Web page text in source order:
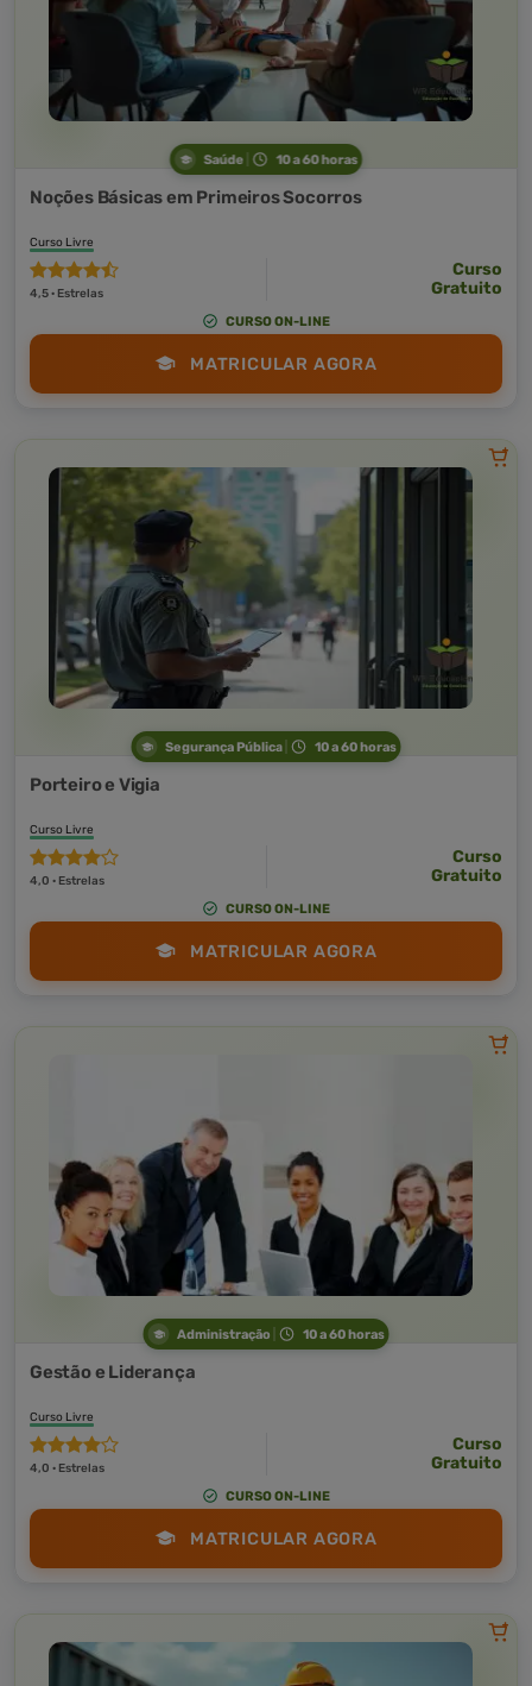
Saúde 10 a 60 horas
Noções Básicas em Primeiros Socorros
Curso Livre
4,5 · Estrelas
Curso
Gratuito
CURSO ON-LINE
MATRICULAR AGORA
Segurança Pública 10 a 60 horas
Porteiro e Vigia
Curso Livre
4,0 · Estrelas
Curso
Gratuito
CURSO ON-LINE
MATRICULAR AGORA
Administração 10 a 60 horas
Gestão e Liderança
Curso Livre
4,0 · Estrelas
Curso
Gratuito
CURSO ON-LINE
MATRICULAR AGORA